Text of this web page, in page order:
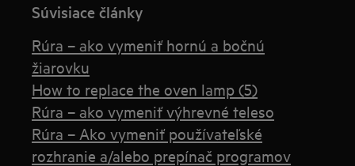
Súvisiace články
Rúra – ako vymeniť hornú a bočnú
žiarovku
How to replace the oven lamp (5)
Rúra – ako vymeniť výhrevné teleso
Rúra – Ako vymeniť používateľské
rozhranie a/alebo prepínač programov